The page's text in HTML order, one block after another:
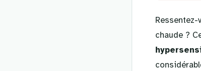
Ressentez-
chaude ?